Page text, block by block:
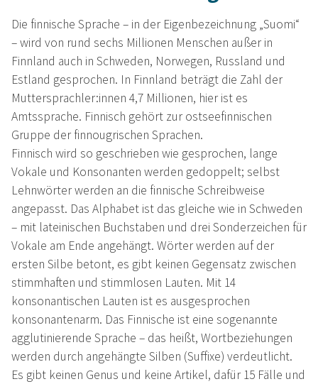
Die finnische Sprache – in der Eigenbezeichnung „Suomi“
– wird von rund sechs Millionen Menschen außer in
Finnland auch in Schweden, Norwegen, Russland und
Estland gesprochen. In Finnland beträgt die Zahl der
Muttersprachler:innen 4,7 Millionen, hier ist es
Amtssprache. Finnisch gehört zur ostseefinnischen
Gruppe der finnougrischen Sprachen.
Finnisch wird so geschrieben wie gesprochen, lange
Vokale und Konsonanten werden gedoppelt; selbst
Lehnwörter werden an die finnische Schreibweise
angepasst. Das Alphabet ist das gleiche wie in Schweden
– mit lateinischen Buchstaben und drei Sonderzeichen für
Vokale am Ende angehängt. Wörter werden auf der
ersten Silbe betont, es gibt keinen Gegensatz zwischen
stimmhaften und stimmlosen Lauten. Mit 14
konsonantischen Lauten ist es ausgesprochen
konsonantenarm. Das Finnische ist eine sogenannte
agglutinierende Sprache – das heißt, Wortbeziehungen
werden durch angehängte Silben (Suffixe) verdeutlicht.
Es gibt keinen Genus und keine Artikel, dafür 15 Fälle und